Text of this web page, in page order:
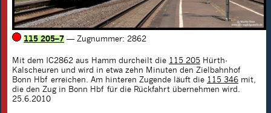
115 205–7 — Zugnummer: 2862
Mit dem IC2862 aus Hamm durcheilt die 115 205 Hürth-
Kalscheuren und wird in etwa zehn Minuten den Zielbahnhof
Bonn Hbf erreichen. Am hinteren Zugende läuft die 115 346 mit,
die den Zug in Bonn Hbf für die Rückfahrt übernehmen wird.
25.6.2010